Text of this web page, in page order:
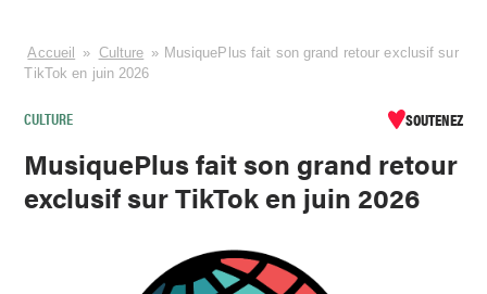
Accueil » Culture » MusiquePlus fait son grand retour exclusif sur
TikTok en juin 2026
CULTURE SOUTENEZ
MusiquePlus fait son grand retour
exclusif sur TikTok en juin 2026